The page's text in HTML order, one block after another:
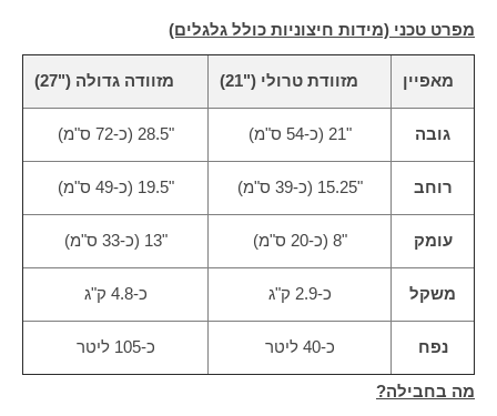
מפרט טכני (מידות חיצוניות כולל גלגלים)
מאפיין מזוודת טרולי ("21) מזוודה גדולה ("27)
גובה "21 (כ-54 ס"מ) "28.5 (כ-72 ס"מ)
רוחב "15.25 (כ-39 ס"מ) "19.5 (כ-49 ס"מ)
עומק "8 (כ-20 ס"מ) "13 (כ-33 ס"מ)
משקל כ-2.9 ק"ג כ-4.8 ק"ג
נפח כ-40 ליטר כ-105 ליטר
מה בחבילה?